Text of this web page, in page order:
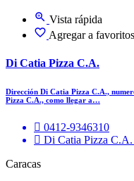
Vista rápida
Agregar a favoritos
Di Catia Pizza C.A.
Dirección Di Catia Pizza C.A.,
Pizza C.A., como llegar a…
0412-9346310
Di Catia Pizza
Caracas